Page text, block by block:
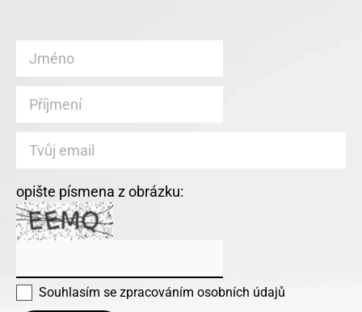
opište písmena z obrázku:
Souhlasím se zpracováním osobních údajů